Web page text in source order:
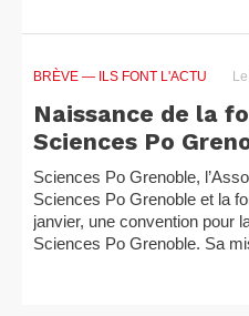
BRÈVE — ILS FONT L'ACTU
Naissance de la
Sciences Po
Sciences Po Grenoble,
Sciences Po Grenoble et la
janvier, une convention pour
Sciences Po Grenoble. Sa